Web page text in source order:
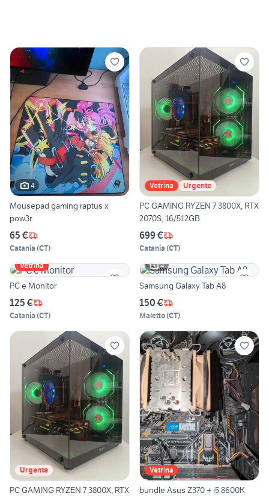
4
Mousepad gaming raptus x
pow3r
65 €
Catania (CT)
Vetrina Urgente
PC GAMING RYZEN 7 3800X, RTX
2070S, 16/512GB
699 €
Catania (CT)
Vetrina
PC e Monitor
125 €
Catania (CT)
4
Samsung Galaxy Tab A8
150 €
Maletto(CT)
Urgente
PC GAMING RYZEN 7 3800X, RTX
Vetrina
bundle Asus Z370 + i5 8600K